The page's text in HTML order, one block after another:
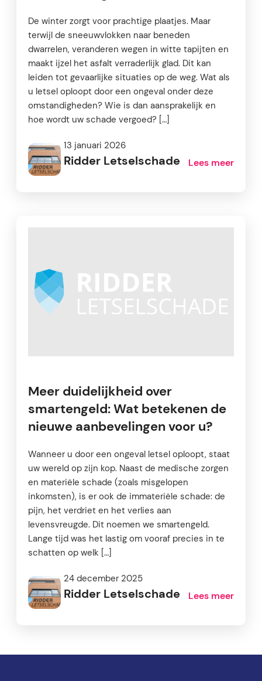
De winter zorgt voor prachtige plaatjes. Maar
terwijl de sneeuwvlokken naar beneden
dwarrelen, veranderen wegen in witte tapijten en
maakt ijzel het asfalt verraderlijk glad. Dit kan
leiden tot gevaarlijke situaties op de weg. Wat als
u letsel oploopt door een ongeval onder deze
omstandigheden? Wie is dan aansprakelijk en
hoe wordt uw schade vergoed? […]
13 januari 2026
Ridder Letselschade Lees meer
Meer duidelijkheid over
smartengeld: Wat betekenen de
nieuwe aanbevelingen voor u?
Wanneer u door een ongeval letsel oploopt, staat
uw wereld op zijn kop. Naast de medische zorgen
en materiële schade (zoals misgelopen
inkomsten), is er ook de immateriële schade: de
pijn, het verdriet en het verlies aan
levensvreugde. Dit noemen we smartengeld.
Lange tijd was het lastig om vooraf precies in te
schatten op welk […]
24 december 2025
Ridder Letselschade Lees meer